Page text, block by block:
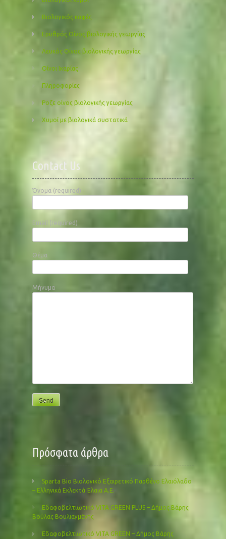
Βιολογικός καφές
Ερυθρός Οίνος βιολογικής γεωργίας
Λευκός Οίνος βιολογικής γεωργίας
Οίνοι Ικαρίας
Πληροφορίες
Ροζε οίνος βιολογικής γεωργίας
Χυμοί με βιολογικά συστατικά
Contact Us
Όνομα (required)
Email (required)
Θέμα
Μήνυμα
Πρόσφατα άρθρα
Sparta Bio Βιολογικό Εξαιρετικό Παρθένο Ελαιόλαδο
– Ελληνικά Εκλεκτά Έλαια Α.Ε.
Εδαφοβελτιωτικό VITA GREEN PLUS – Δήμος Βάρης
Βούλας Βουλιαγμένης
Εδαφοβελτιωτικό VITA GREEN – Δήμος Βάρης